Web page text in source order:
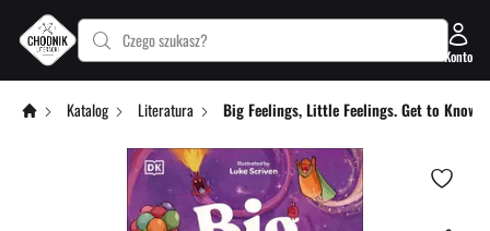
Czego szukasz?
Konto
Katalog Literatura Big Feelings, Little Feelings. Get to Know